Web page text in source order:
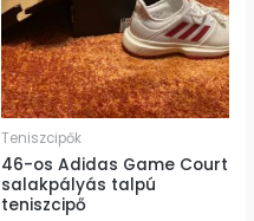
Teniszcipők
46-os Adidas Game Court
salakpályás talpú
teniszcipő